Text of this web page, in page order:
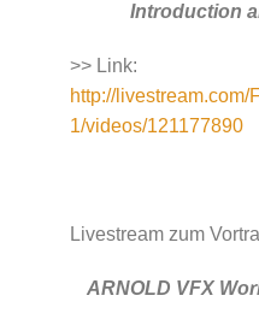
Introduction
>> Link:
http://
1/videos/121177890
Livestream zum
ARNOLD VFX